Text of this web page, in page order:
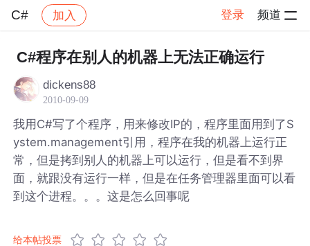
C# 加入 登录 频道
社区 C# 帖子详情
C#程序在别人的机器上无法正确运行
dickens88
2010-09-09
我用C#写了个程序，用来修改IP的，程序里面用到了S
ystem.management引用，程序在我的机器上运行正
常，但是拷到别人的机器上可以运行，但是看不到界
面，就跟没有运行一样，但是在任务管理器里面可以看
到这个进程。。。这是怎么回事呢
给本帖投票